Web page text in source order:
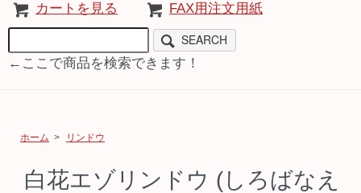
カートを見る FAX用注文用紙
SEARCH
←ここで商品を検索できます！
ホーム > リンドウ
白花エゾリンドウ (しろばなえ